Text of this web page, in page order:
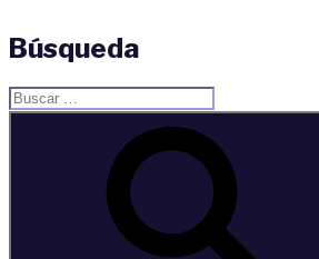
Búsqueda
Buscar